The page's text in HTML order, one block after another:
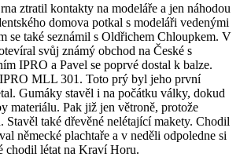
ztratil kontakty na modeláře a jen náhodou
domova potkal s modeláři vedenými
se také seznámil s Oldřichem Chloupkem. V
svůj známý obchod na České s
IPRO a Pavel se poprvé dostal k balze.
MLL 301. Toto prý byl jeho první
Gumáky stavěl i na počátku války, dokud
materiálu. Pak již jen větroně, protože
Stavěl také dřevěné nelétající makety. Chodil
německé plachtaře a v neděli odpoledne si
chodil létat na Kraví Horu.